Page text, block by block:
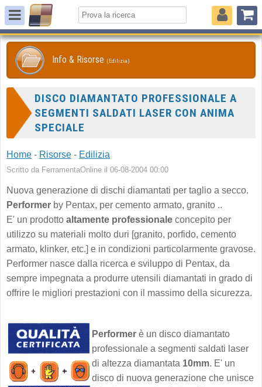
Info & Risorse (Edilizia)
DISCO DIAMANTATO PROFESSIONALE A
SEGMENTI SALDATI LASER CON ANIMA
SPECIALE
Home - Risorse - Edilizia
Scritto da FerramentaOnline il 06-08-2004 00:00
Nuova generazione di dischi diamantati per taglio a secco.
Performer by Pentax, per cemento armato, granito ..
E' un prodotto altamente professionale concepito per
utilizzo su materiali molto duri [granito, porfido, cemento
armato, klinker, etc.] e in condizioni particolarmente gravose.
Performer nasce dalla ricerca e sviluppo di Pentax, da
sempre impegnata a produrre utensili diamantati in grado di
offrire le migliori prestazioni con il massimo della sicurezza.
Performer è un disco diamantato
professionale a segmenti saldati laser
di altezza diamantata 10mm. E' un
disco di nuova generazione che unisce